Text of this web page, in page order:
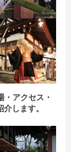
アクセス・
します。